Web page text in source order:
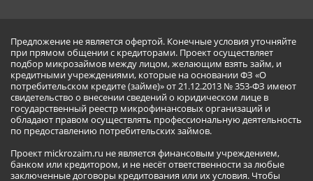
Предложение не является офертой. Конечные условия уточняйте
при прямом общении с кредиторами. Проект осуществляет
подбор микрозаймов между лицом, желающим взять займ, и
кредитными учреждениями, которые на основании ФЗ «О
потребительском кредите (займе)» от 21.12.2013 № 353-ФЗ имеют
свидетельство о внесении сведений о юридическом лице в
государственный реестр микрофинансовых организаций и
обладают правом осуществлять профессиональную деятельность
по предоставлению потребительских займов.
Проект mickrozaim.ru не является финансовым учреждением,
банком или кредитором, и не несёт ответственности за любые
заключенные договоры кредитования или их условия. Чтобы